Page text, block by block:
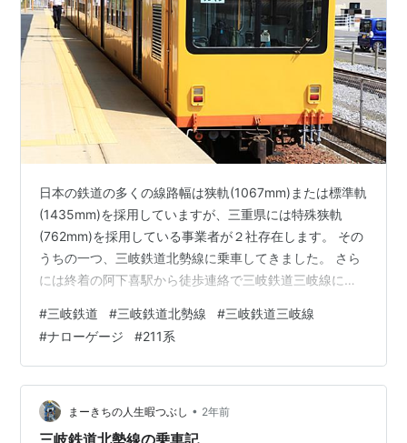
日本の鉄道の多くの線路幅は狭軌(1067mm)または標準軌
(1435mm)を採用していますが、三重県には特殊狭軌
(762mm)を採用している事業者が２社存在します。 その
うちの一つ、三岐鉄道北勢線に乗車してきました。 さら
には終着の阿下喜駅から徒歩連絡で三岐鉄道三岐線にも
#三岐鉄道 #三岐鉄道北勢線 #三岐鉄道三岐線
#ナローゲージ #211系
まーきちの人生暇つぶし • 2年前